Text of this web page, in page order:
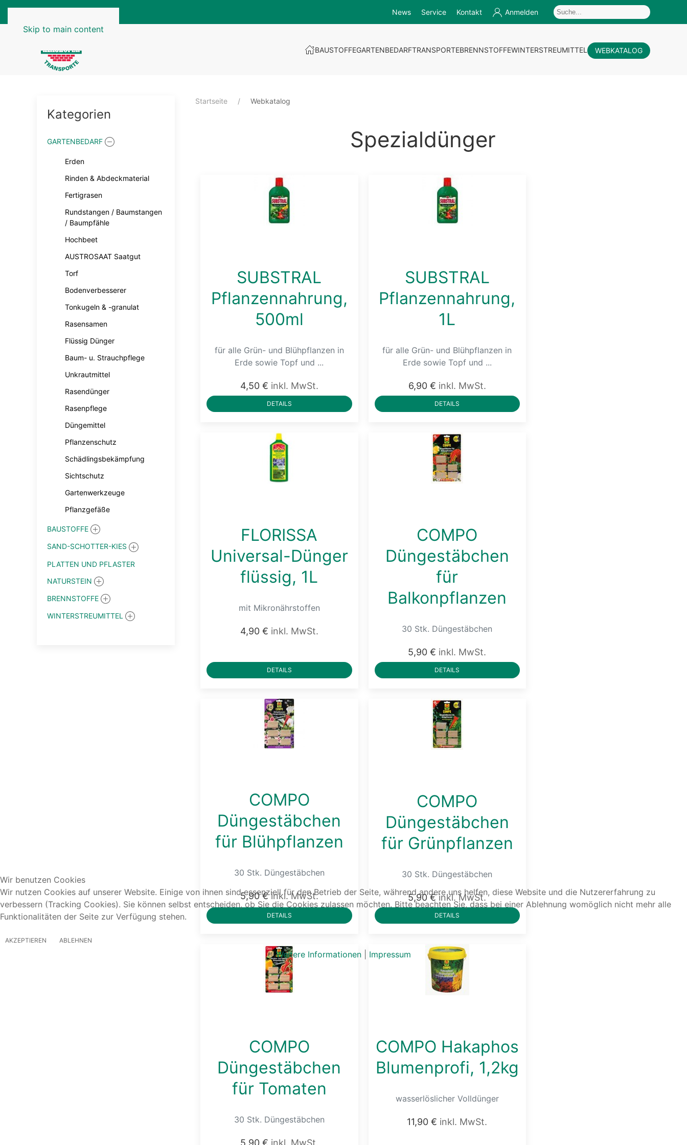
Skip to main content
News Service Kontakt Anmelden
BAUSTOFFEGARTENBEDARFTRANSPORTEBRENNSTOFFEWINTERSTREUMITTEL WEBKATALOG
Startseite Webkatalog
Spezialdünger
SUBSTRAL
Pflanzennahrung,
500ml
für alle Grün- und Blühpflanzen in
Erde sowie Topf und ...
4,50 € inkl. MwSt.
DETAILS
SUBSTRAL
Pflanzennahrung,
1L
für alle Grün- und Blühpflanzen in
Erde sowie Topf und ...
6,90 € inkl. MwSt.
DETAILS
FLORISSA
Universal-Dünger
flüssig, 1L
mit Mikronährstoffen
4,90 € inkl. MwSt.
DETAILS
COMPO
Düngestäbchen
für
Balkonpflanzen
30 Stk. Düngestäbchen
5,90 € inkl. MwSt.
DETAILS
COMPO
Düngestäbchen
für Blühpflanzen
30 Stk. Düngestäbchen
5,90 € inkl. MwSt.
DETAILS
COMPO
Düngestäbchen
für Grünpflanzen
30 Stk. Düngestäbchen
5,90 € inkl. MwSt.
DETAILS
COMPO
Düngestäbchen
für Tomaten
30 Stk. Düngestäbchen
5,90 € inkl. MwSt.
COMPO Hakaphos
Blumenprofi, 1,2kg
wasserlöslicher Volldünger
11,90 € inkl. MwSt.
Kategorien
GARTENBEDARF
Erden
Rinden & Abdeckmaterial
Fertigrasen
Rundstangen / Baumstangen
/ Baumpfähle
Hochbeet
AUSTROSAAT Saatgut
Torf
Bodenverbesserer
Tonkugeln & -granulat
Rasensamen
Flüssig Dünger
Baum- u. Strauchpflege
Unkrautmittel
Rasendünger
Rasenpflege
Düngemittel
Pflanzenschutz
Schädlingsbekämpfung
Sichtschutz
Gartenwerkzeuge
Pflanzgefäße
BAUSTOFFE
SAND-SCHOTTER-KIES
PLATTEN UND PFLASTER
NATURSTEIN
BRENNSTOFFE
WINTERSTREUMITTEL
Wir benutzen Cookies
Wir nutzen Cookies auf unserer Website. Einige von ihnen sind essenziell für den Betrieb der Seite, während andere uns helfen, diese Website und die Nutzererfahrung zu
verbessern (Tracking Cookies). Sie können selbst entscheiden, ob Sie die Cookies zulassen möchten. Bitte beachten Sie, dass bei einer Ablehnung womöglich nicht mehr alle
Funktionalitäten der Seite zur Verfügung stehen.
AKZEPTIEREN ABLEHNEN
Weitere Informationen Impressum